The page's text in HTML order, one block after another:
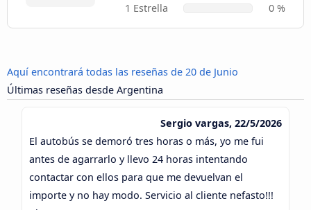
1 Estrella
0 %
Aquí encontrará todas las reseñas de 20 de Junio
Últimas reseñas desde Argentina
Sergio vargas, 22/5/2026
El autobús se demoró tres horas o más, yo me fui
antes de agarrarlo y llevo 24 horas intentando
contactar con ellos para que me devuelvan el
importe y no hay modo. Servicio al cliente nefasto!!!